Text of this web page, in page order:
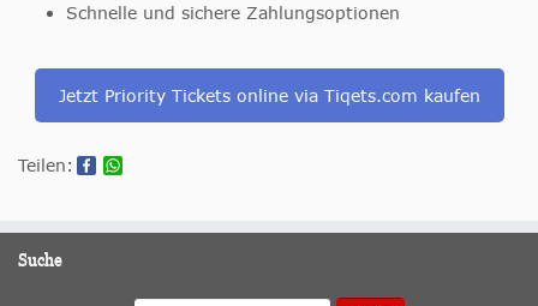
Schnelle und sichere Zahlungsoptionen
Jetzt Priority Tickets online via Tiqets.com kaufen
Teilen:
Suche